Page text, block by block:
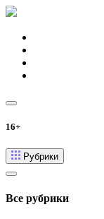
16+
Рубрики
Все рубрики